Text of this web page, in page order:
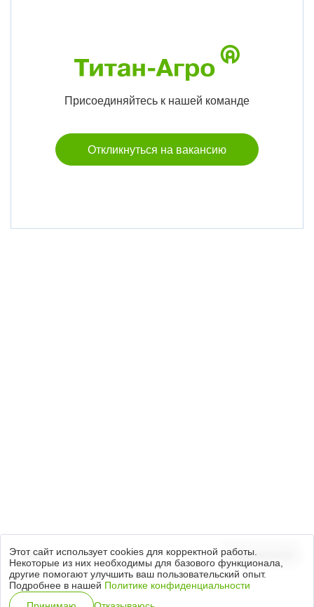
Присоединяйтесь к нашей команде
Откликнуться на вакансию
Подписаться
Специальная оценка условий труда
Этот сайт использует cookies для корректной работы.
Некоторые из них необходимы для базового функционала,
другие помогают улучшить ваш пользовательский опыт.
Подробнее в нашей Политике конфиденциальности